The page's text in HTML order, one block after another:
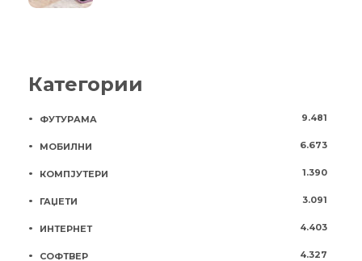
Категории
ФУТУРАМА 9.481
МОБИЛНИ 6.673
КОМПЈУТЕРИ 1.390
ГАЏЕТИ 3.091
ИНТЕРНЕТ 4.403
СОФТВЕР 4.327